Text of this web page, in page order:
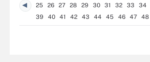
25 26 27 28 29 30 31 32 33 34
39
40 41 42 43 44 45 46 47 48